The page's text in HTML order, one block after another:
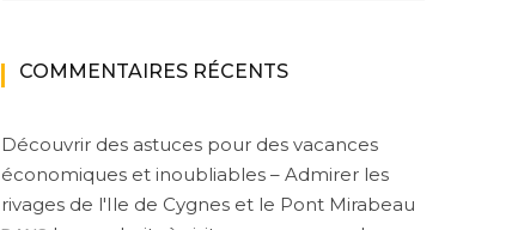
COMMENTAIRES RÉCENTS
Découvrir des astuces pour des vacances
économiques et inoubliables – Admirer les
rivages de l'Ile de Cygnes et le Pont Mirabeau